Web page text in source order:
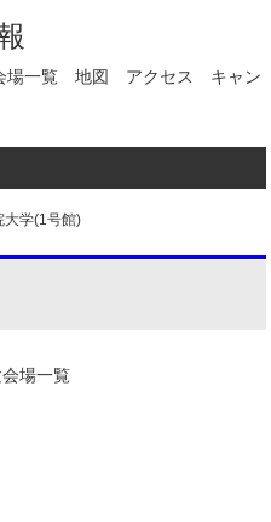
場一覧 地図 アクセス キャン
大学(1号館)
場一覧